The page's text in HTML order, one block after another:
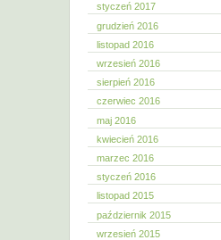
styczeń 2017
grudzień 2016
listopad 2016
wrzesień 2016
sierpień 2016
czerwiec 2016
maj 2016
kwiecień 2016
marzec 2016
styczeń 2016
listopad 2015
październik 2015
wrzesień 2015